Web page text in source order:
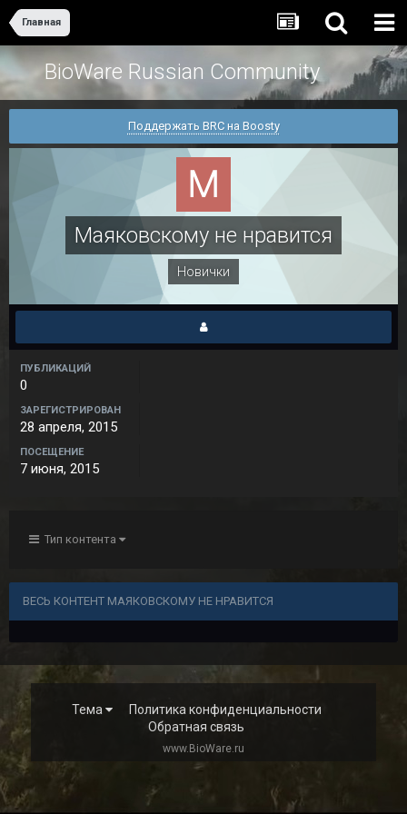
Главная
BioWare Russian Community
Поддержать BRC на Boosty
Маяковскому не нравится
Новички
ПУБЛИКАЦИЙ
0
ЗАРЕГИСТРИРОВАН
28 апреля, 2015
ПОСЕЩЕНИЕ
7 июня, 2015
Тип контента
ВЕСЬ КОНТЕНТ МАЯКОВСКОМУ НЕ НРАВИТСЯ
Тема
Политика конфиденциальности
Обратная связь
www.BioWare.ru